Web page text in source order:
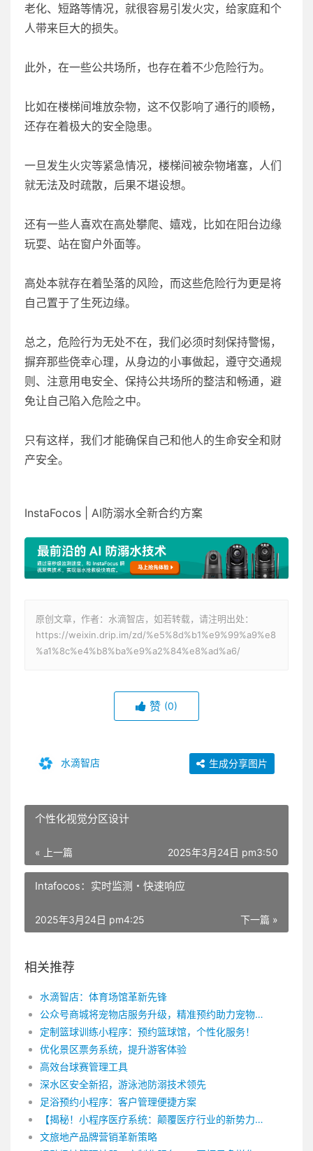
老化、短路等情况，就很容易引发火灾，给家庭和个
人带来巨大的损失。
此外，在一些公共场所，也存在着不少危险行为。
比如在楼梯间堆放杂物，这不仅影响了通行的顺畅，
还存在着极大的安全隐患。
一旦发生火灾等紧急情况，楼梯间被杂物堵塞，人们
就无法及时疏散，后果不堪设想。
还有一些人喜欢在高处攀爬、嬉戏，比如在阳台边缘
玩耍、站在窗户外面等。
高处本就存在着坠落的风险，而这些危险行为更是将
自己置于了生死边缘。
总之，危险行为无处不在，我们必须时刻保持警惕，
摒弃那些侥幸心理，从身边的小事做起，遵守交通规
则、注意用电安全、保持公共场所的整洁和畅通，避
免让自己陷入危险之中。
只有这样，我们才能确保自己和他人的生命安全和财
产安全。
InstaFocos | AI防溺水全新合约方案
原创文章，作者：水滴智店，如若转载，请注明出处：
https://weixin.drip.im/zd/%e5%8d%b1%e9%99%a9%e8
%a1%8c%e4%b8%ba%e9%a2%84%e8%ad%a6/
赞 (0)
水滴智店 生成分享图片
个性化视觉分区设计
« 上一篇 2025年3月24日 pm3:50
Intafocos：实时监测・快速响应
下一篇 »
2025年3月24日 pm4:25
相关推荐
水滴智店：体育场馆革新先锋
公众号商城将宠物店服务升级，精准预约助力宠物爱好者
定制篮球训练小程序：预约篮球馆，个性化服务！
优化景区票务系统，提升游客体验
高效台球赛管理工具
深水区安全新招，游泳池防溺技术领先
足浴预约小程序：客户管理便捷方案
【揭秘！小程序医疗系统：颠覆医疗行业的新势力】
文旅地产品牌营销革新策略